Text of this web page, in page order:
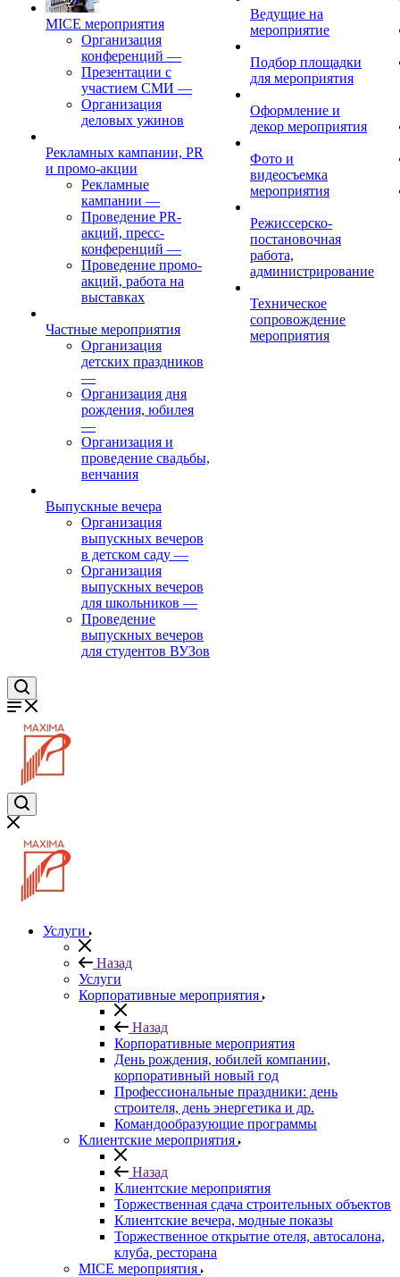
MICE мероприятия
Организация
конференций —
Презентации с
участием СМИ —
Организация
деловых ужинов
Рекламных кампании, PR
и промо-акции
Рекламные
кампании —
Проведение PR-
акций, пресс-
конференций —
Проведение промо-
акций, работа на
выставках
Частные мероприятия
Организация
детских праздников
—
Организация дня
рождения, юбилея
—
Организация и
проведение свадьбы,
венчания
Выпускные вечера
Организация
выпускных вечеров
в детском саду —
Организация
выпускных вечеров
для школьников —
Проведение
выпускных вечеров
для студентов ВУЗов
Ведущие на
мероприятие
Подбор площадки
для мероприятия
Оформление и
декор мероприятия
Фото и
видеосъемка
мероприятия
Режиссерско-
постановочная
работа,
администрирование
Техническое
сопровождение
мероприятия
Услуги
Назад
Услуги
Корпоративные мероприятия
Назад
Корпоративные мероприятия
День рождения, юбилей компании,
корпоративный новый год
Профессиональные праздники: день
строителя, день энергетика и др.
Командообразующие программы
Клиентские мероприятия
Назад
Клиентские мероприятия
Торжественная сдача строительных объектов
Клиентские вечера, модные показы
Торжественное открытие отеля, автосалона,
клуба, ресторана
MICE мероприятия